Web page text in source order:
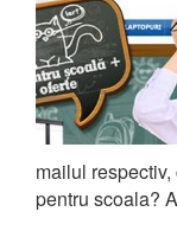
mailul
pentru scoala?